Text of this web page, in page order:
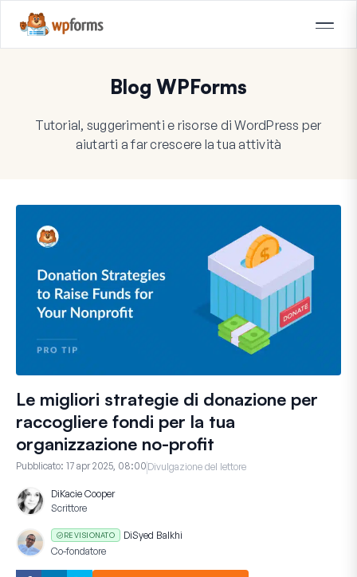
Blog WPForms
Tutorial, suggerimenti e risorse di WordPress per
aiutarti a far crescere la tua attività
Le migliori strategie di donazione per
raccogliere fondi per la tua
organizzazione no-profit
Pubblicato: 17 apr 2025, 08:00 Divulgazione del lettore
DiKacie Cooper
Scrittore
REVISIONATO DiSyed Balkhi
Co-fondatore